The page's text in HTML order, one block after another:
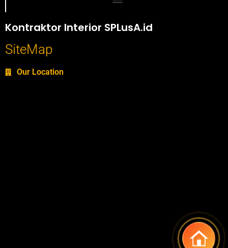
Kontraktor Interior SPLusA.id
SiteMap
Our Location